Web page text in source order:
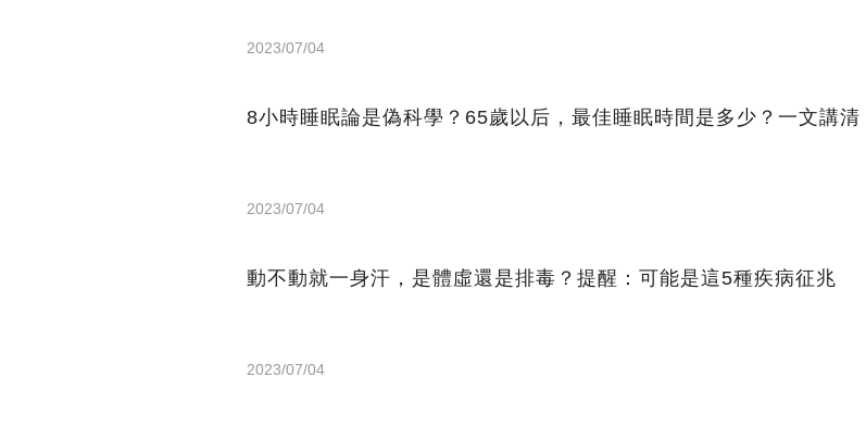
2023/07/04
8小時睡眠論是偽科學？65歲以后，最佳睡眠時間是多少？一文講清
2023/07/04
動不動就一身汗，是體虛還是排毒？提醒：可能是這5種疾病征兆
2023/07/04